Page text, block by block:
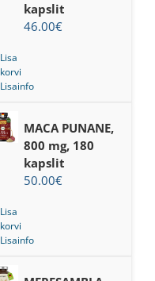
kapslit
46.00€
Lisa
korvi
Lisainfo
MACA PUNANE,
800 mg, 180
kapslit
50.00€
Lisa
korvi
Lisainfo